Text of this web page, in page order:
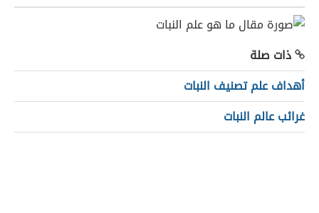
ذات صلة
أهداف علم تصنيف النبات
غرائب عالم النبات